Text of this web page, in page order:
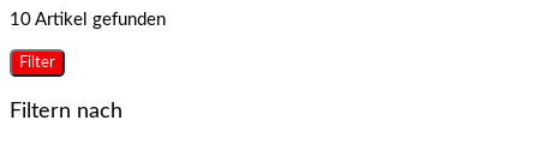
10 Artikel gefunden
Filter
Filtern nach